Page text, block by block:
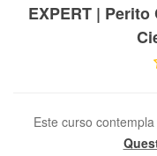
EXPERT |
Este curso contempla